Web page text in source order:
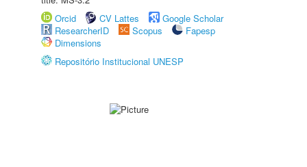
Orcid
CV Lattes
Google Scholar
ResearcherID
Scopus
Fapesp
Dimensions
Repositório Institucional UNESP